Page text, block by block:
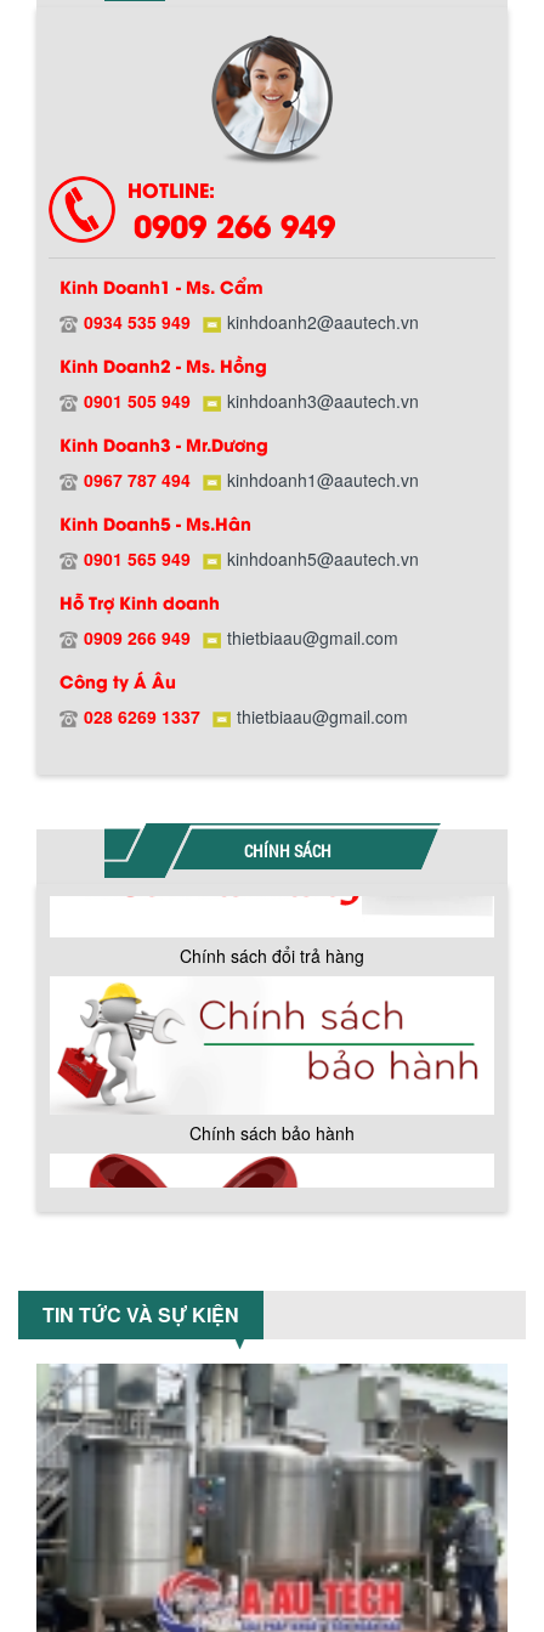
HOTLINE:
0909 266 949
Kinh Doanh1 - Ms. Cẩm
0934 535 949 kinhdoanh2@aautech.vn
Kinh Doanh2 - Ms. Hồng
0901 505 949 kinhdoanh3@aautech.vn
Kinh Doanh3 - Mr.Dương
0967 787 494 kinhdoanh1@aautech.vn
Kinh Doanh5 - Ms.Hân
0901 565 949 kinhdoanh5@aautech.vn
Hỗ Trợ Kinh doanh
0909 266 949 thietbiaau@gmail.com
Công ty Á Âu
028 6269 1337 thietbiaau@gmail.com
CHÍNH SÁCH
Chính sách giao hàng
Chính sách đổi trả hàng
Chính sách bảo hành
Chính sách giao hàng
TIN TỨC VÀ SỰ KIỆN
Bồn chứa giải nhiệt sơn, mực in có cấu
làm giảm nhiệt độ của nguyên...
MÁY TRỘN BỘT KHÔ 500KG
Máy trộn bột khô 500kg được thiết kế
thân bồn nằm ngang, với cánh trộn bột
MÁY TRỘN BỘT KHÔ 200KG
sản xuất tại công ty Á Âu. Máy dùng
trộn các loại bột khô trong các ngành...
VÌ SAO DOANH NGHIỆP NÊN CHỌN MÁY
NGHIỀN MÀU SƠN Á ÂU?
Khám phá lý do doanh nghiệp nên
chọn máy nghiền màu sơn Á Âu: hiệu
suất cao, kiểm soát nhiệt tốt, tiết kiệm
chi...
ƯU ĐÃI ĐẶC BIỆT: GIÁ MÁY KHUẤY SƠN
CÔNG NGHIỆP GIẢM SỐC